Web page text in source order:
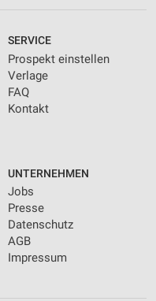
SERVICE
Prospekt einstellen
Verlage
FAQ
Kontakt
UNTERNEHMEN
Jobs
Presse
Datenschutz
AGB
Impressum